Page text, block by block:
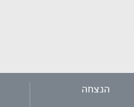
הנצחה